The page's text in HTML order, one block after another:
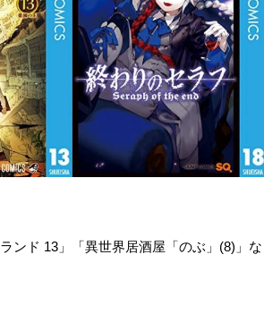
ンド 13」「異世界居酒屋「のぶ」(8)」な